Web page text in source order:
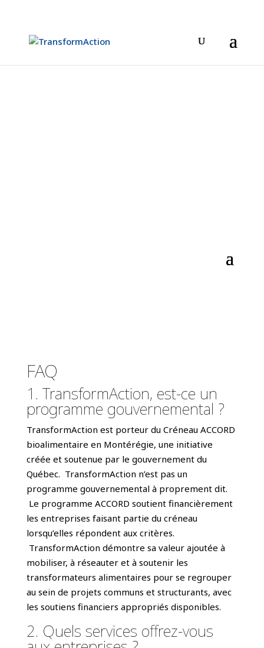
FAQ
1. TransformAction, est-ce un
programme gouvernemental ?
TransformAction est porteur du Créneau ACCORD
bioalimentaire en Montérégie, une initiative
créée et soutenue par le gouvernement du
Québec. TransformAction n’est pas un
programme gouvernemental à proprement dit.
Le programme ACCORD soutient financièrement
les entreprises faisant partie du créneau
lorsqu’elles répondent aux critères.
TransformAction démontre sa valeur ajoutée à
mobiliser, à réseauter et à soutenir les
transformateurs alimentaires pour se regrouper
au sein de projets communs et structurants, avec
les soutiens financiers appropriés disponibles.
2. Quels services offrez-vous